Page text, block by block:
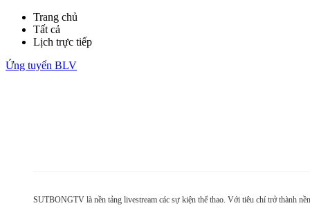
Trang chủ
Tất cả
Lịch trực tiếp
Ứng tuyển BLV
SUTBONGTV là nền tảng livestream các sự kiện thể thao. Với tiêu chí trở thành